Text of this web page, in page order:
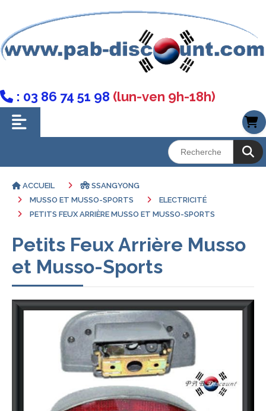
 : 03 86 74 51 98 (lun-ven 9h-18h)
ACCUEIL
SSANGYONG
MUSSO ET MUSSO-SPORTS
ELECTRICITÉ
PETITS FEUX ARRIÈRE MUSSO ET MUSSO-SPORTS
Petits Feux Arrière Musso
et Musso-Sports